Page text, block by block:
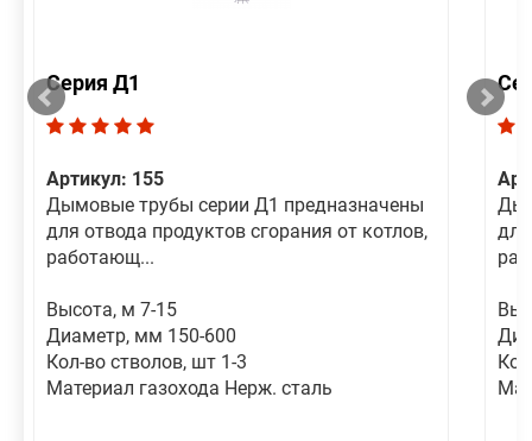
Серия Д1
Артикул: 155
Дымовые трубы серии Д1 предназначены
для отвода продуктов сгорания от котлов,
работающ...
Высота, м 7-15
Диаметр, мм 150-600
Кол-во стволов, шт 1-3
Материал газохода Нерж. сталь